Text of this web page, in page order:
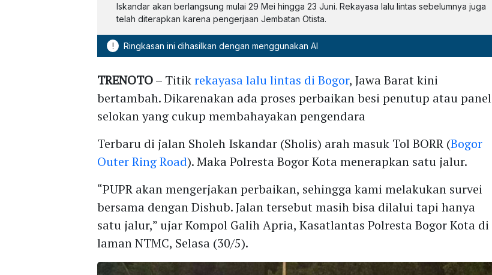
Iskandar akan berlangsung mulai 29 Mei hingga 23 Juni. Rekayasa lalu lintas sebelumnya juga
telah diterapkan karena pengerjaan Jembatan Otista.
! Ringkasan ini dihasilkan dengan menggunakan AI
TRENOTO– Titikrekayasa lalu lintas di Bogor, Jawa Barat kini
bertambah. Dikarenakan ada proses perbaikan besi penutup atau panel
selokan yang cukup membahayakan pengendara
Terbaru di jalan Sholeh Iskandar (Sholis) arah masuk Tol BORR (Bogor
Outer Ring Road). Maka Polresta Bogor Kota menerapkan satu jalur.
“PUPR akan mengerjakan perbaikan, sehingga kami melakukan survei
bersama dengan Dishub. Jalan tersebut masih bisa dilalui tapi hanya
satu jalur,” ujar Kompol Galih Apria, Kasatlantas Polresta Bogor Kota di
laman NTMC, Selasa (30/5).